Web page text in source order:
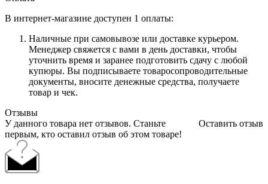
В интернет-магазине доступен 1 оплаты:
Наличные при самовывозе или доставке курьером.
Менеджер свяжется с вами в день доставки, чтобы
уточнить время и заранее подготовить сдачу с любой
купюры. Вы подписываете товаросопроводительные
документы, вносите денежные средства, получаете
товар и чек.
Отзывы
Оставить отзыв
У данного товара нет отзывов. Станьте
первым, кто оставил отзыв об этом товаре!